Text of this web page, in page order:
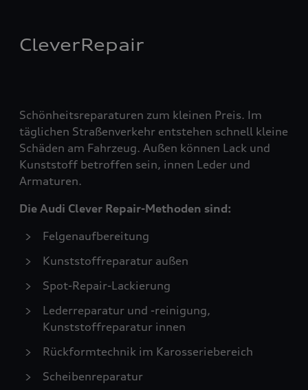
CleverRepair
Schönheitsreparaturen zum kleinen Preis. Im
täglichen Straßenverkehr entstehen schnell kleine
Schäden am Fahrzeug. Außen können Lack und
Kunststoff betroffen sein, innen Leder und
Armaturen.
Die Audi Clever Repair-Methoden sind:
Felgenaufbereitung
Kunststoffreparatur außen
Spot-Repair-Lackierung
Lederreparatur und -reinigung,
Kunststoffreparatur innen
Rückformtechnik im Karosseriebereich
Scheibenreparatur